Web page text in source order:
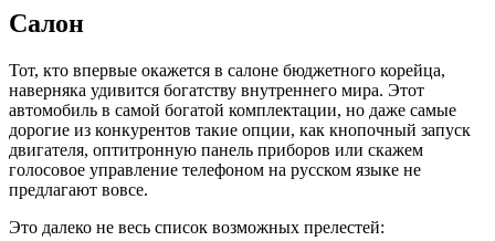
Салон
Тот, кто впервые окажется в салоне бюджетного корейца,
наверняка удивится богатству внутреннего мира. Этот
автомобиль в самой богатой комплектации, но даже самые
дорогие из конкурентов такие опции, как кнопочный запуск
двигателя, оптитронную панель приборов или скажем
голосовое управление телефоном на русском языке не
предлагают вовсе.
Это далеко не весь список возможных прелестей: